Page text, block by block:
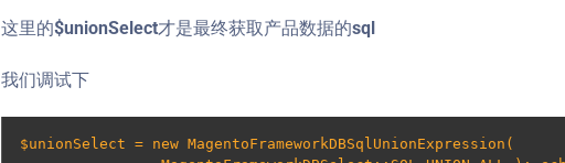
这里的$unionSelect才是最终获取产品数据的sql
我们调试下
$unionSelect = new MagentoFrameworkDBSqlUnionExpression(